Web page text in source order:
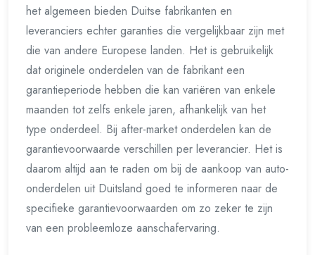
het algemeen bieden Duitse fabrikanten en
leveranciers echter garanties die vergelijkbaar zijn met
die van andere Europese landen. Het is gebruikelijk
dat originele onderdelen van de fabrikant een
garantieperiode hebben die kan variëren van enkele
maanden tot zelfs enkele jaren, afhankelijk van het
type onderdeel. Bij after-market onderdelen kan de
garantievoorwaarde verschillen per leverancier. Het is
daarom altijd aan te raden om bij de aankoop van auto-
onderdelen uit Duitsland goed te informeren naar de
specifieke garantievoorwaarden om zo zeker te zijn
van een probleemloze aanschafervaring.